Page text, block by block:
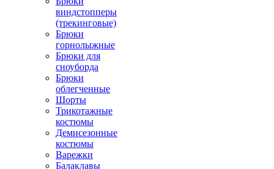
виндстопперы
(трекинговые)
Брюки
горнолыжные
Брюки для
сноуборда
Брюки
облегченные
Шорты
Трикотажные
костюмы
Демисезонные
костюмы
Варежки
Балаклавы